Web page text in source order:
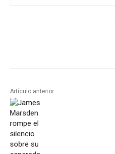
Artículo anterior